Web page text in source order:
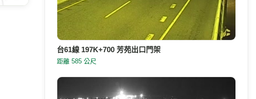
台61線 197K+700 芳苑出口門架
距離 585 公尺